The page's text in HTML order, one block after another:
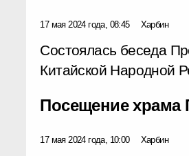
17 мая 2024 года, 08:45 Харбин
Состоялась беседа
Китайской Народной
Посещение храма
17 мая 2024 года, 10:00 Харбин